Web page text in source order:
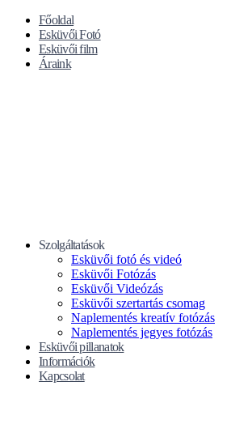
Főoldal
Esküvői Fotó
Esküvői film
Áraink
Szolgáltatások
Esküvői fotó és videó
Esküvői Fotózás
Esküvői Videózás
Esküvői szertartás csomag
Naplementés kreatív fotózás
Naplementés jegyes fotózás
Esküvői pillanatok
Információk
Kapcsolat